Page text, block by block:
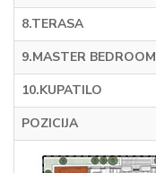
8.TERASA
9.MASTER BEDROOM
10.KUPATILO
POZICIJA